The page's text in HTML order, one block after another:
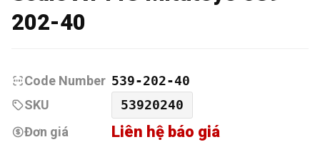
202-40
Code Number 539-202-40
SKU
53920240
Đơn giá
Liên hệ báo giá